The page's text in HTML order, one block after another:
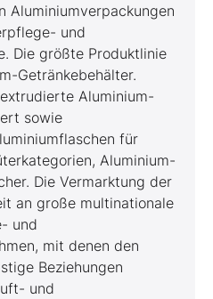
Aluminiumverpackungen
und
Die größte Produktlinie
Getränkebehälter.
Aluminium-
sowie
für
Aluminium-
Die Vermarktung der
an große multinationale
und
mit denen den
Beziehungen
und